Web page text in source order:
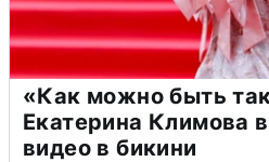
«Как можно быть
Екатерина Климова
видео в бикини